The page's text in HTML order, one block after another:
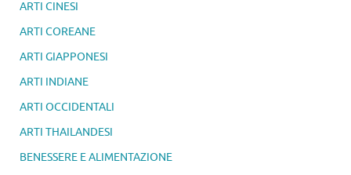
ARTI CINESI
ARTI COREANE
ARTI GIAPPONESI
ARTI INDIANE
ARTI OCCIDENTALI
ARTI THAILANDESI
BENESSERE E ALIMENTAZIONE